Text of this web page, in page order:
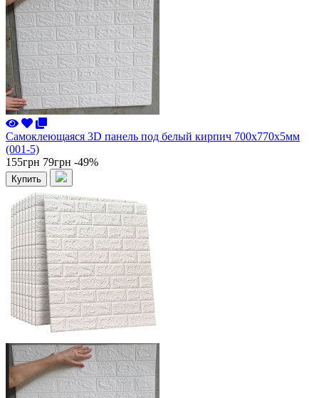
Самоклеющаяся 3D панель под белый кирпич 700x770x5мм
(001-5)
155грн 79грн -49%
Купить